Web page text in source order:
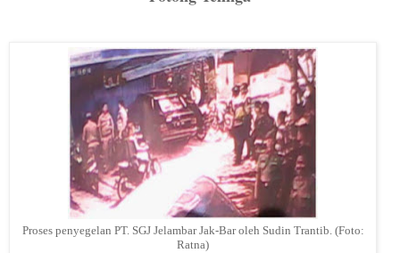
Proses penyegelan PT. SGJ Jelambar Jak-Bar oleh Sudin Trantib. (Foto:
Ratna)